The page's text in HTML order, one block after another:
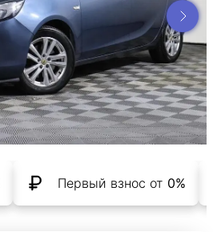
Первый взнос от 0%